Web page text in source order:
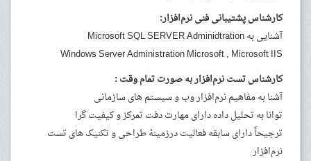
کارشناس پشتیبانی فنی نرم‌افزار:
آشنایی به Microsoft SQL SERVER Adminidtration
Windows Server Administration Microsoft , Microsoft IIS
کارشناس تست نرم‌افزار به صورت تمام وقت :
آشنا به مفاهیم نرم‌افزار وب و سیستم های سازمانی
توانا به تحلیل داده دارای مهارت دفت تمرکز و کیفیت گرا
ترجیحاً دارای سابقه فعالیت درزمینهٔ طراحی و تکنیک های تست
نرم‌افزار